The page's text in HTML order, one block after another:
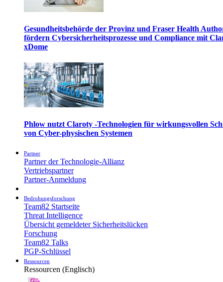
Gesundheitsbehörde der Provinz und Fraser Health
fördern Cybersicherheitsprozesse und Compliance mit
xDome
Phlow nutzt Claroty -Technologien für wirkungsvollen
von Cyber-physischen Systemen
Partner
Partner der Technologie-Allianz
Vertriebspartner
Partner-Anmeldung
Bedrohungsforschung
Team82 Startseite
Threat Intelligence
Übersicht gemeldeter Sicherheitslücken
Forschung
Team82 Talks
PGP-Schlüssel
Ressourcen
Ressourcen (Englisch)